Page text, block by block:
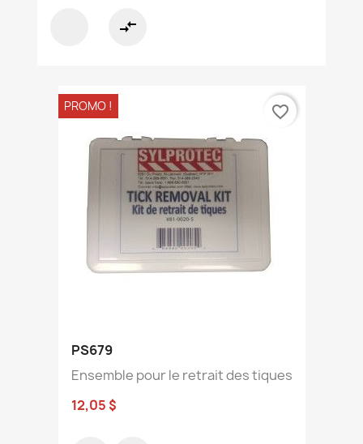
compare_arrows
PS679
Ensemble pour le retrait des tiques
12,05 $
PROMO ! favorite_border